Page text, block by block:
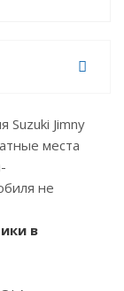
Suzuki Jimny
места
не
в